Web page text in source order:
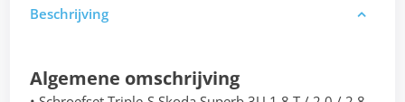
Beschrijving
Algemene omschrijving